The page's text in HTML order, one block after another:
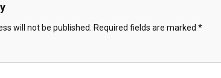
will not be published. Required fields are marked *